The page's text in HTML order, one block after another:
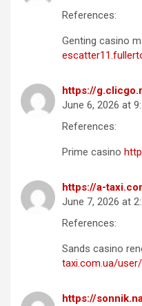
References:
Genting casino
https://
June 6, 2026 at
References:
Prime casino
https://a-
June 7, 2026 at
References:
Sands casino
taxi.com.ua/
https://